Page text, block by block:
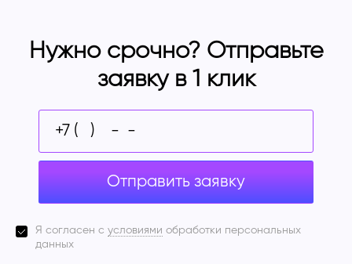
Нужно срочно? Отправьте
заявку в 1 клик
Отправить заявку
Я согласен с условиями обработки персональных
данных